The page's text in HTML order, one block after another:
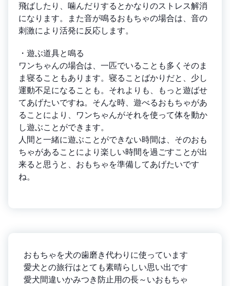
飛ばしたり、噛んだりするとかなりのストレス解消
になります。また音が鳴るおもちゃの場合は、音の
刺激により活発に反応します。
・遊ぶ道具と鳴る
ワンちゃんの場合は、一匹でいることも多くそのま
ま寝ることもあります。寝ることばかりだと、少し
運動不足になることも。それよりも、もっと遊ばせ
てあげたいですね。そんな時、遊べるおもちゃがあ
ることにより、ワンちゃんがそれを使って体を動か
し遊ぶことができます。
人間と一緒に遊ぶことができない時間は、そのおも
ちゃがあることにより楽しい時間を過ごすことが出
来ると思うと、おもちゃを準備してあげたいです
ね。
おもちゃを犬の歯磨き代わりに使っています
愛犬との旅行はとても素晴らしい思い出です
愛犬間違いかみつき防止用の長～いおもちゃ